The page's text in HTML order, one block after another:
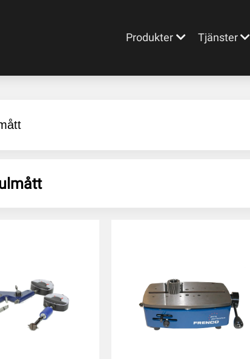
Produkter Tjänster